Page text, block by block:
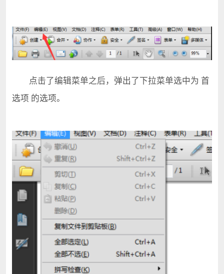
点击了编辑菜单之后，弹出了下拉菜单选中为 首
选项 的选项。